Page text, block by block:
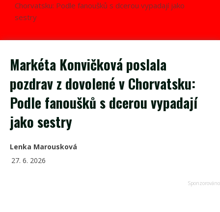
Chorvatsku: Podle fanoušků s dcerou vypadají jako
sestry
Markéta Konvičková poslala
pozdrav z dovolené v Chorvatsku:
Podle fanoušků s dcerou vypadají
jako sestry
Lenka Marousková
27. 6. 2026